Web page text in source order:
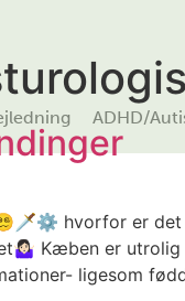
ADHD/
hvorfor er
Kæben er
ligesom